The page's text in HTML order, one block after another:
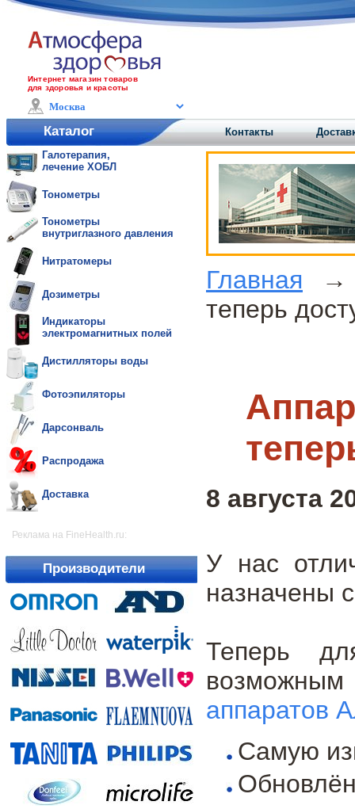
Интернет магазин товаров
для здоровья и красоты
Каталог Контакты
Галотерапия,
лечение ХОБЛ
Тонометры
Тонометры
внутриглазного давления
Нитратомеры
Дозиметры
Индикаторы
электромагнитных полей
Дистилляторы воды
Фотоэпиляторы
Дарсонваль
Распродажа
Доставка
Реклама на FineHealth.ru:
Производители
Главная
теперь
8 августа
У нас
назначены
Теперь
аппаратов
Самую